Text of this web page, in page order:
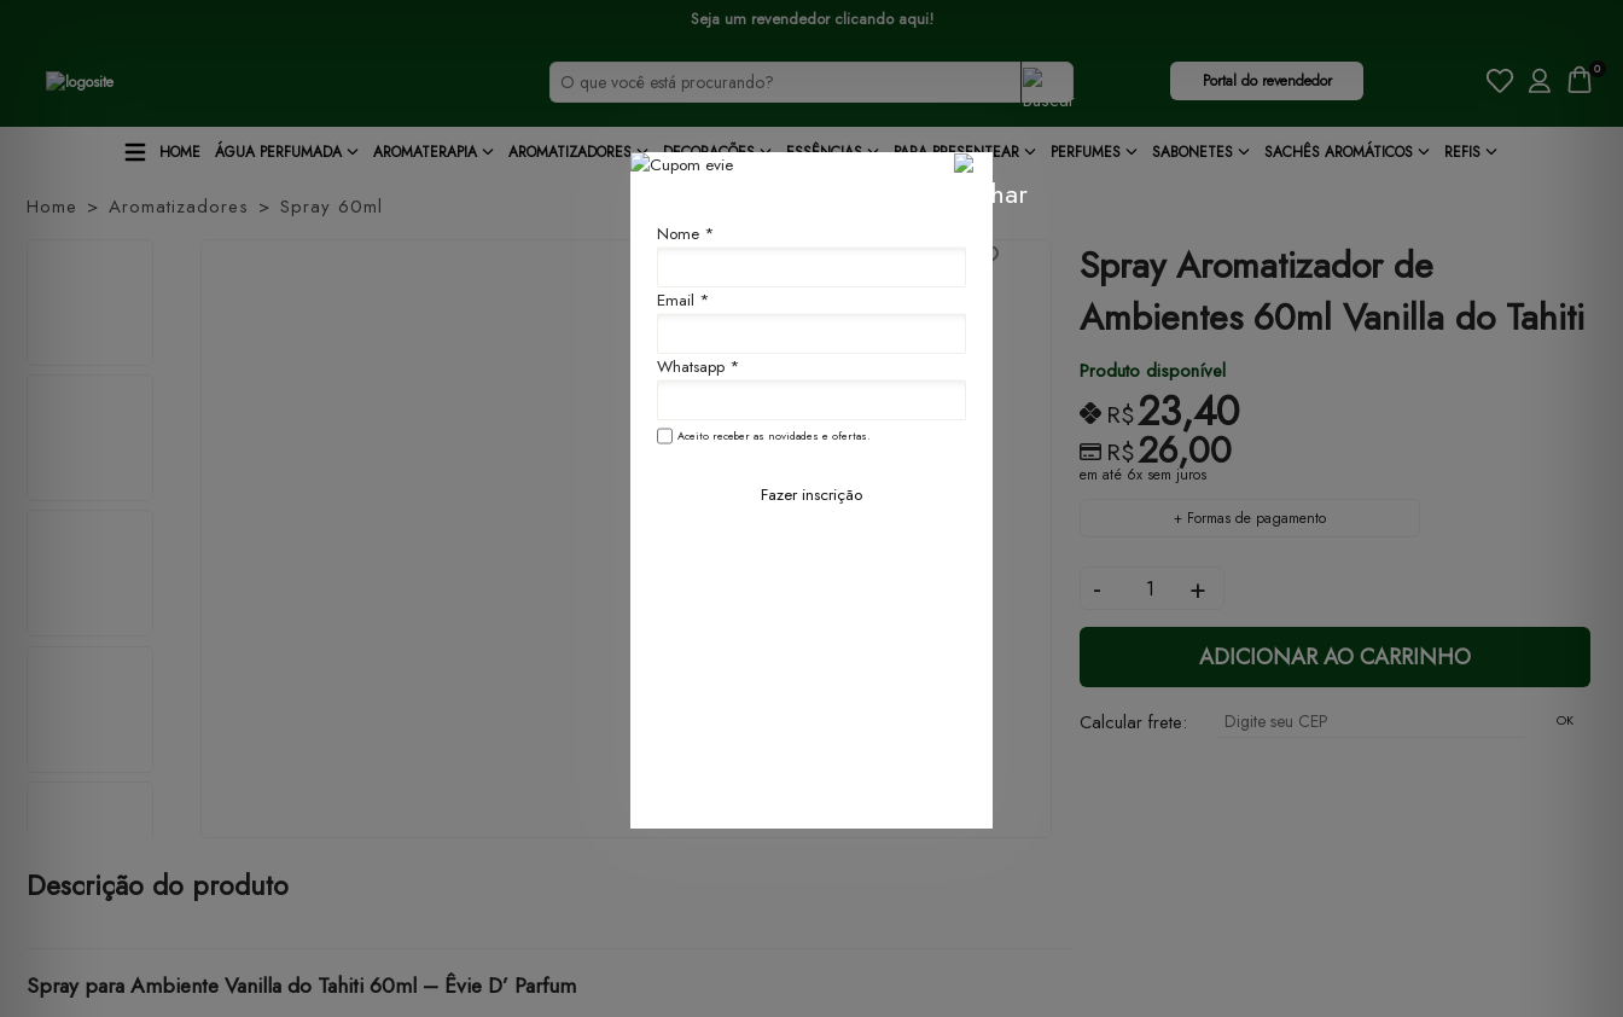
Seja um revendedor clicando aqui!
Portal do revendedor
0
HOME ÁGUA PERFUMADA AROMATERAPIA AROMATIZADORES DECORAÇÕES ESSÊNCIAS PARA PRESENTEAR PERFUMES SABONETES SACHÊS AROMÁTICOS REFIS
Home Aromatizadores Spray 60ml
Spray Aromatizador de
Ambientes 60ml Vanilla do Tahiti
Produto disponível
R$23,40
R$26,00
em até 6x sem juros
+ Formas de pagamento
- +
ADICIONAR AO CARRINHO
Calcular frete: OK
Descrição do produto
Spray para Ambiente Vanilla do Tahiti 60ml – Êvie D’ Parfum
Nome *
Email *
Whatsapp *
Aceito receber as novidades e ofertas.
Fazer inscrição